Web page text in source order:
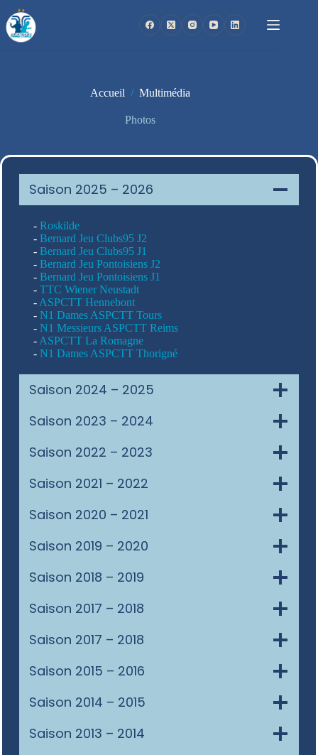
au
contenu
Accueil / Multimédia
Photos
Saison 2025 – 2026
- Roskilde
- Bernard Jeu Clubs95 J2
- Bernard Jeu Clubs95 J1
- Bernard Jeu Pontoisiens J2
- Bernard Jeu Pontoisiens J1
- TTC Wiener Neustadt
- ASPCTT Hennebont
- N1 Dames ASPCTT Tours
- N1 Messieurs ASPCTT Reims
- ASPCTT La Romagne
- N1 Dames ASPCTT Thorigné
Saison 2024 – 2025
Saison 2023 – 2024
Saison 2022 – 2023
Saison 2021 – 2022
Saison 2020 – 2021
Saison 2019 – 2020
Saison 2018 – 2019
Saison 2017 – 2018
Saison 2017 – 2018
Saison 2015 – 2016
Saison 2014 – 2015
Saison 2013 – 2014